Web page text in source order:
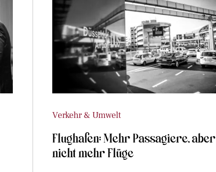
Verkehr & Umwelt
Flughafen: Mehr Passagiere, aber
nicht mehr Flüge